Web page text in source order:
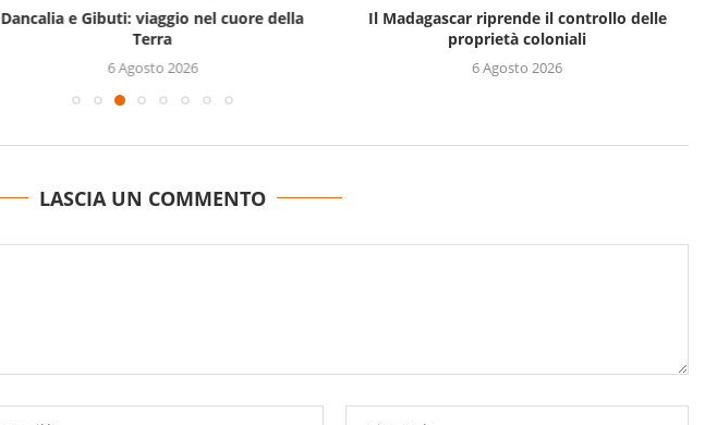
Dancalia e Gibuti: viaggio nel cuore della
Terra
6 Agosto 2026
Il Madagascar riprende il controllo delle
proprietà coloniali
6 Agosto 2026
LASCIA UN COMMENTO